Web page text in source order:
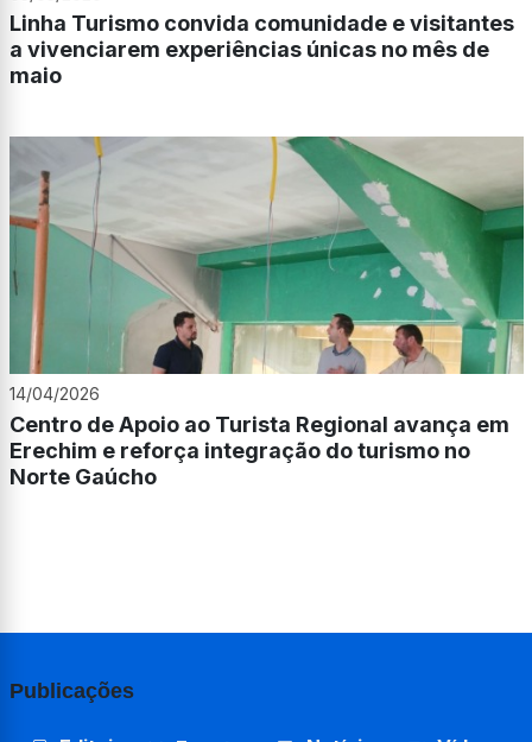
Linha Turismo convida comunidade e visitantes
a vivenciarem experiências únicas no mês de
maio
14/04/2026
Centro de Apoio ao Turista Regional avança em
Erechim e reforça integração do turismo no
Norte Gaúcho
Publicações